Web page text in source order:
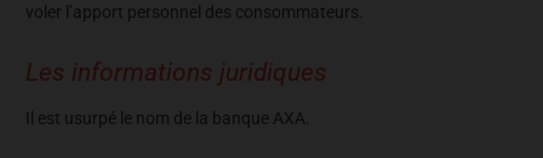
voler l’apport personnel des consommateurs.
Les informations juridiques
Il est usurpé le nom de la banque AXA.